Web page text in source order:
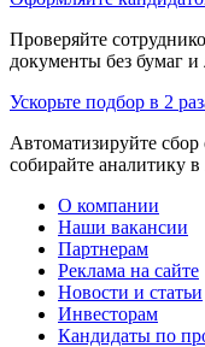
Проверяйте
документы без бумаг
Ускорьте подбор в 2
Автоматизируйте сбор
собирайте аналитику в
О компании
Наши вакансии
Партнерам
Реклама на сайте
Новости и статьи
Инвесторам
Кандидаты по